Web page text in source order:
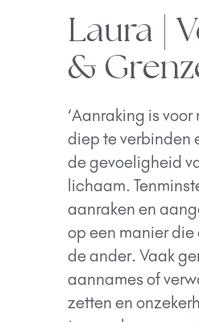
Laura |
&
‘Aanraking is
diep te verbinden
de gevoeligheid
lichaam.
aanraken en
op een manier
de ander. Vaak
aannames of
zetten en